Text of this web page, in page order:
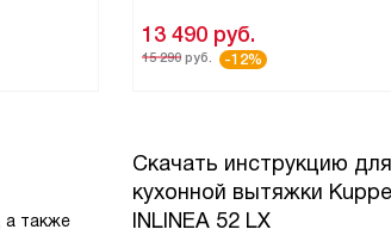
13 490 руб.
15 290 руб. -12%
Скачать инструкцию для
кухонной вытяжки
INLINEA 52 LX
а также